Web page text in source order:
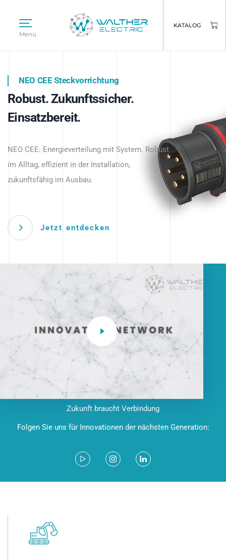
Menü
KATALOG
Intelligente Stromverteilung
beginnt hier.
NEO CEE Steckvorrichtung
Robust. Zukunftssicher.
Einsatzbereit.
NEO CEE: Energieverteilung mit System. Robust
im Alltag, effizient in der Installation,
zukunftsfähig im Ausbau.
Jetzt entdecken
Intelligenz trifft Energie.
Anwendungen – robust, IP-geschützt und
zukunftsfähig.
Zukunft braucht Verbindung
Folgen Sie uns für Innovationen der nächsten Generation: